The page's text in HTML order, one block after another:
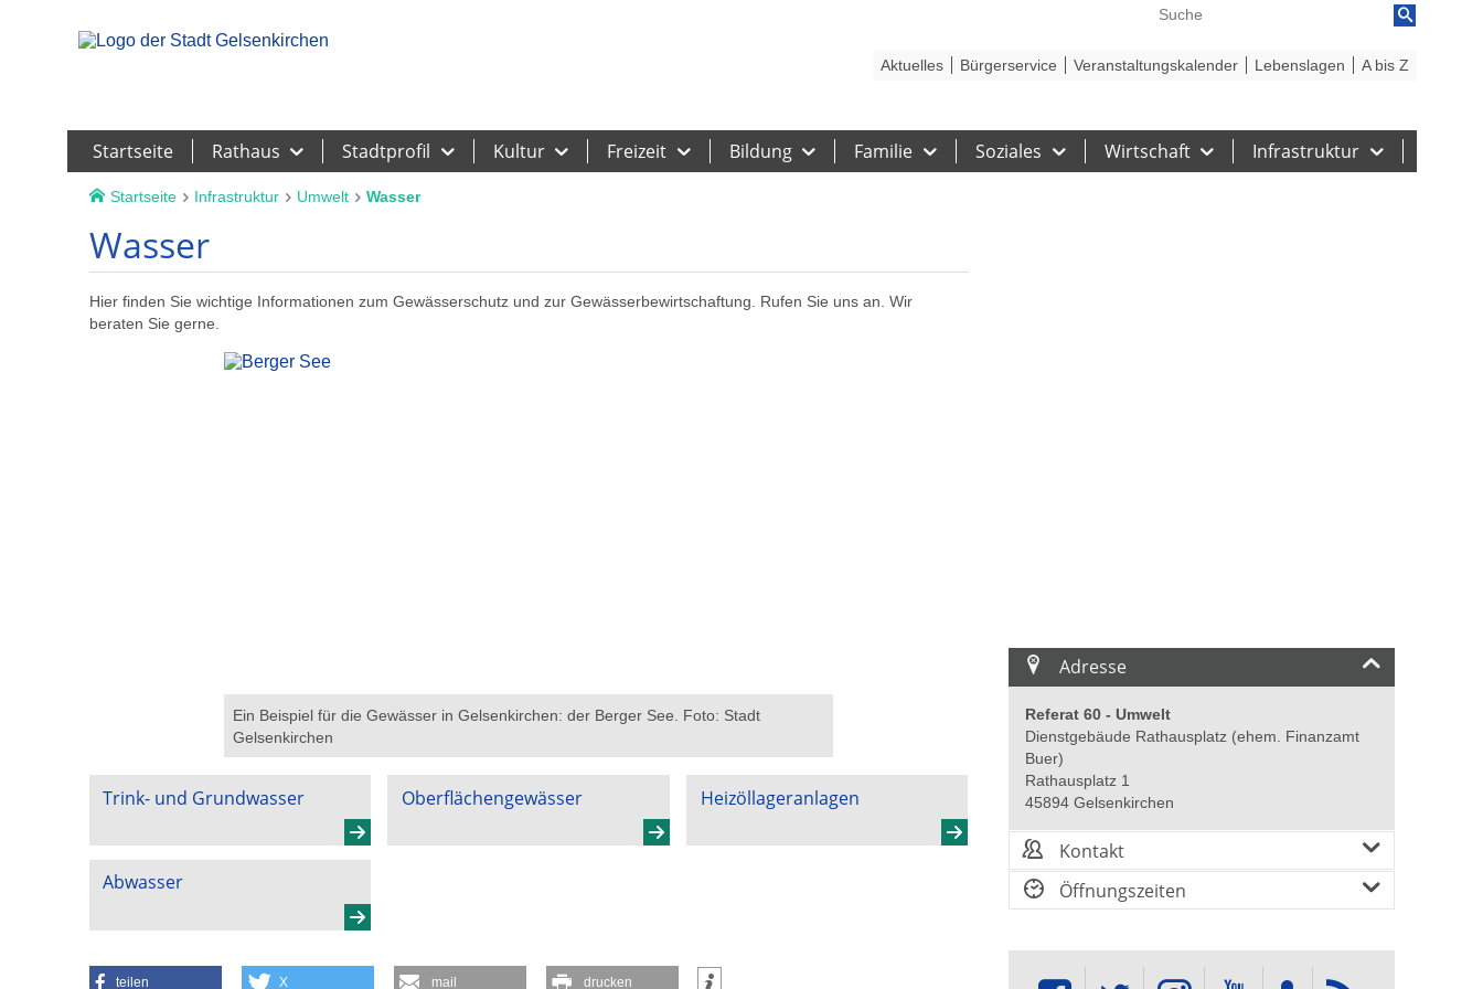
Startseite Rathaus Stadtprofil Kultur Freizeit Bildung Familie Soziales Wirtschaft Infrastruktur
Aktuelles Bürgerservice Veranstaltungskalender Lebenslagen A bis Z
Startseite Infrastruktur Umwelt Wasser
Wasser
Hier finden Sie wichtige Informationen zum Gewässerschutz und zur Gewässerbewirtschaftung. Rufen Sie uns an. Wir
beraten Sie gerne.
Ein Beispiel für die Gewässer in Gelsenkirchen: der Berger See. Foto: Stadt
Gelsenkirchen
Trink- und Grundwasser Oberflächengewässer Heizöllageranlagen
Abwasser
teilen X mail drucken
Adresse
Referat 60 - Umwelt
Dienstgebäude Rathausplatz (ehem. Finanzamt
Buer)
Rathausplatz 1
45894 Gelsenkirchen
Kontakt
Öffnungszeiten